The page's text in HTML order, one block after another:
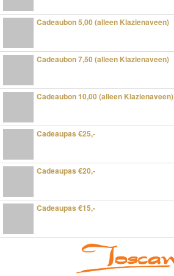
Cadeaubon 5,00 (alleen Klazienaveen)
Cadeaubon 7,50 (alleen Klazienaveen)
Cadeaubon 10,00 (alleen Klazienaveen)
Cadeaupas €25,-
Cadeaupas €20,-
Cadeaupas €15,-